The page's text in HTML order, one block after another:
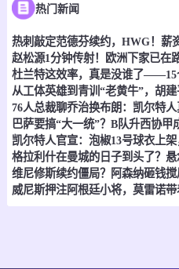
维琴察
情报
土甲 08-10
安塔利亚体育 0 -
情报
土甲 08-10
热门新闻
热刺敲定范德芬续约，HWG！薪
巴萨要搞“大一统”？B队升西协甲
凯尔特人官宣：泡椒13号球衣上
格拉利什在曼城的日子到头了？
维尼修斯续约僵局？阿森纳砸钱
威尼斯押注阿根廷小将，莫雷诺